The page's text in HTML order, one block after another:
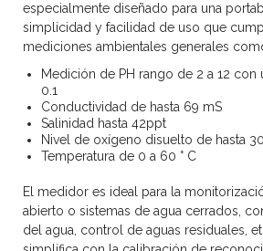
especialmente diseñado para una
simplicidad y facilidad de uso que
mediciones ambientales generales
Medición de PH rango de 2 a 12
0.1
Conductividad de hasta 69 mS
Salinidad hasta 42ppt
Nivel de oxígeno disuelto de hasta
Temperatura de 0 a 60 ° C
El medidor es ideal para la
abierto o sistemas de agua cerrados,
del agua, control de aguas residuales,